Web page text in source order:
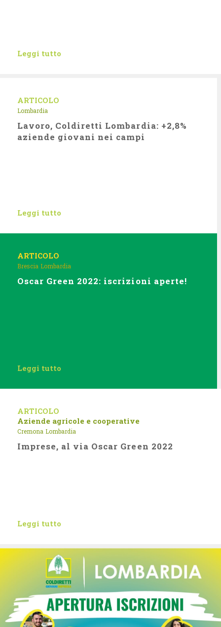
Leggi tutto
ARTICOLO
Lombardia
Lavoro, Coldiretti Lombardia: +2,8%
aziende giovani nei campi
Leggi tutto
ARTICOLO
Brescia Lombardia
Oscar Green 2022: iscrizioni aperte!
Leggi tutto
ARTICOLO
Aziende agricole e cooperative
Cremona Lombardia
Imprese, al via Oscar Green 2022
Leggi tutto